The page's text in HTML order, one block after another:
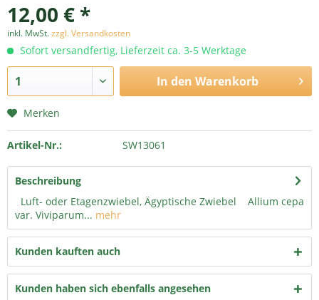
12,00 € *
inkl. MwSt.zzgl. Versandkosten
Sofort versandfertig, Lieferzeit ca. 3-5 Werktage
In den Warenkorb
Merken
Artikel-Nr.: SW13061
Beschreibung
Luft- oder Etagenzwiebel, Ägyptische Zwiebel Allium cepa
var. Viviparum... mehr
Kunden kauften auch
Kunden haben sich ebenfalls angesehen